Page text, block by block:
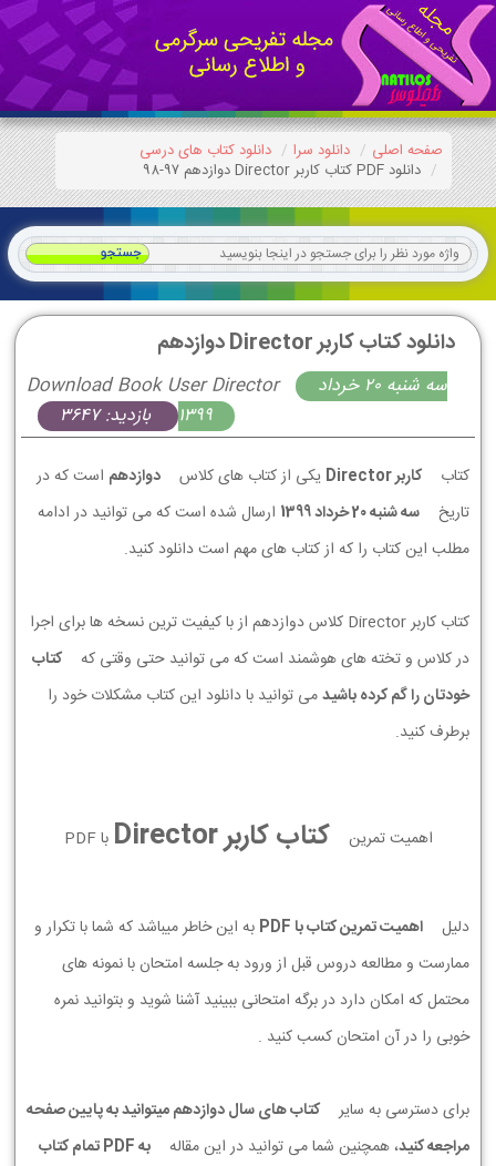
صفحه اصلی دانلود سرا
دانلود کتاب های درسی
دانلود PDF کتاب کاربر Director دوازدهم 97-98
دانلود کتاب کاربر Director دوازدهم
Download Book User Director
سه شنبه 20 خرداد
1399
بازدید: 3647
کتاب کاربر Director یکی از کتاب های کلاس دوازدهم است که در
تاریخ
سه شنبه 20 خرداد 1399
ارسال شده است که می توانید در ادامه
مطلب این کتاب را که از کتاب های مهم است دانلود کنید.
کتاب کاربر Director کلاس دوازدهم از با کیفیت ترین نسخه ها برای اجرا
در کلاس و تخته های هوشمند است که می توانید حتی وقتی که
کتاب
خودتان را گم کرده باشیدمی توانید با دانلود این کتاب مشکلات خود را
برطرف کنید.
اهمیت تمرین کتاب کاربر Director با PDF
دلیل اهمیت تمرین کتاب با PDF
به این خاطر میباشد که شما با تکرار و
ممارست و مطالعه دروس قبل از ورود به جلسه امتحان با نمونه های
محتمل که امکان دارد در برگه امتحانی ببینید آشنا شوید و بتوانید نمره
خوبی را در آن امتحان کسب کنید .
برای دسترسی به سایر
کتاب های سال دوازدهم میتوانید به پایین صفحه
مراجعه کنید، همچنین شما می توانید در این مقاله
به PDF تمام کتاب